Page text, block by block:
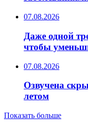
07.08.2026
Даже одной
чтобы
07.08.2026
Озвучена
летом
Показать больше